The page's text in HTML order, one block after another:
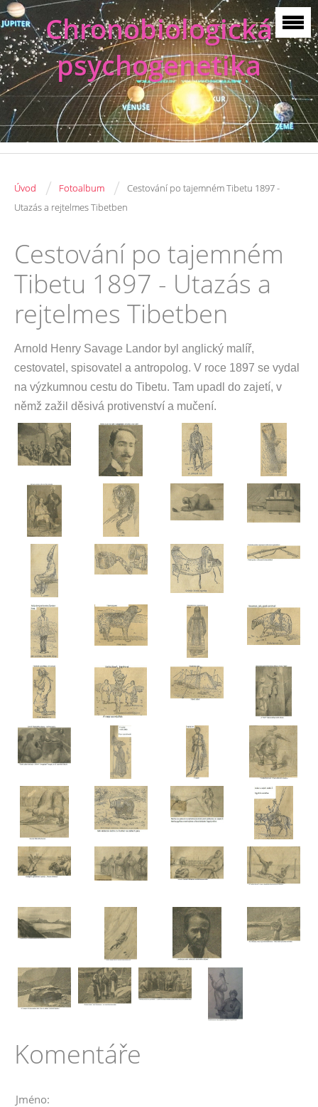
Chronobiologická
psychogenetika
Úvod / Fotoalbum /
Cestování po tajemném Tibetu 1897 -
Utazás a rejtelmes Tibetben
Cestování po tajemném
Tibetu 1897 - Utazás a
rejtelmes Tibetben
Arnold Henry Savage Landor byl anglický malíř,
cestovatel, spisovatel a antropolog. V roce 1897 se vydal
na výzkumnou cestu do Tibetu. Tam upadl do zajetí, v
němž zažil děsivá protivenství a mučení.
Komentáře
Jméno: